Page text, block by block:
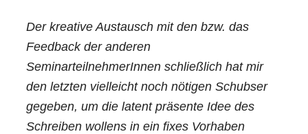
Der kreative Austausch mit den bzw. das
Feedback der anderen
SeminarteilnehmerInnen schließlich hat mir
den letzten vielleicht noch nötigen Schubser
gegeben, um die latent präsente Idee des
Schreiben wollens in ein fixes Vorhaben